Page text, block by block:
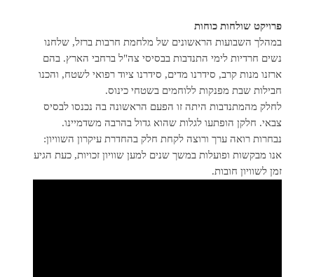
פרויקט שולחות כוחות
במהלך השבועות הראשונים של מלחמת חרבות ברזל, שלחנו
נשים חרדיות לימי התנדבות בבסיסי צה"ל ברחבי הארץ. בהם
ארזנו מנות קרב, סידרנו מדים, סידרנו ציוד רפואי לשטח, והכנו
חבילות שבת מפנקות ללוחמים בשטחי כינוס.
לחלק מהמתנדבות היתה זו הפעם הראשונה בה נכנסו לבסיס
צבאי. חלקן הופתעו לגלות שהוא גדול בהרבה משדמיינו.
נבחרות רואה ערך ורוצה לקחת חלק בהחדרת עיקרון השוויון:
אנו מבקשות ופועלות במשך שנים למען שוויון זכויות, כעת הגיע
זמן לשוויון חובות.